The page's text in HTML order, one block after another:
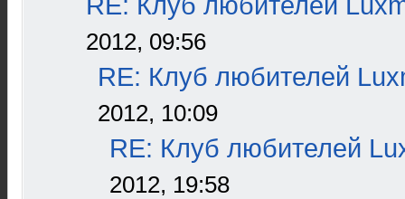
2012, 09:56
RE: Клуб любителей
2012, 10:09
RE: Клуб любителей
2012, 19:58